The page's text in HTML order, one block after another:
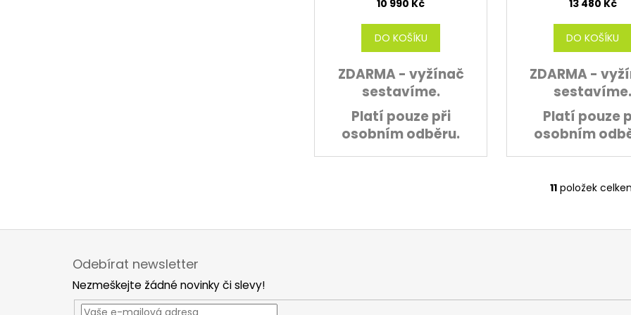
M
A
10 990 Kč
DO KOŠÍKU
ZDARMA - vyžínač
sestavíme.
Platí pouze při
osobním odběru.
13 480 Kč
DO KOŠÍKU
ZDARMA -
sestavíme.
Platí pouze
osobním
O
l
í
11položek
Z
Odebírat newsletter
Nezmeškejte žádné novinky či slevy!